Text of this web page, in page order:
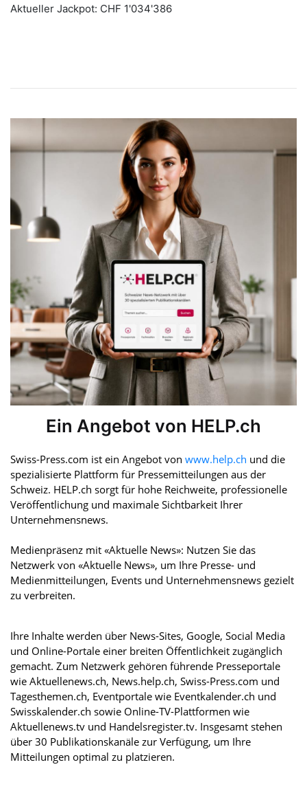
Ein Angebot von HELP.ch
Swiss-Press.com ist ein Angebot von www.help.ch und die
spezialisierte Plattform für Pressemitteilungen aus der
Schweiz. HELP.ch sorgt für hohe Reichweite, professionelle
Veröffentlichung und maximale Sichtbarkeit Ihrer
Unternehmensnews.
Medienpräsenz mit «Aktuelle News»: Nutzen Sie das
Netzwerk von «Aktuelle News», um Ihre Presse- und
Medienmitteilungen, Events und Unternehmensnews gezielt
zu verbreiten.
Ihre Inhalte werden über News-Sites, Google, Social Media
und Online-Portale einer breiten Öffentlichkeit zugänglich
gemacht. Zum Netzwerk gehören führende Presseportale
wie Aktuellenews.ch, News.help.ch, Swiss-Press.com und
Tagesthemen.ch, Eventportale wie Eventkalender.ch und
Swisskalender.ch sowie Online-TV-Plattformen wie
Aktuellenews.tv und Handelsregister.tv. Insgesamt stehen
über 30 Publikationskanäle zur Verfügung, um Ihre
Mitteilungen optimal zu platzieren.